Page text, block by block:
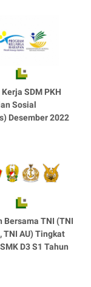
SDM PKH
Sosial
Desember 2022
Bersama TNI (TNI
TNI AU) Tingkat
D3 S1 Tahun